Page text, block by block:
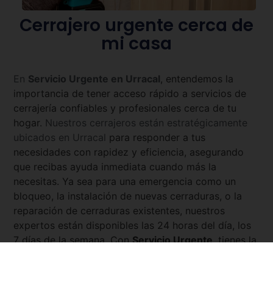
Cerrajero urgente cerca de
mi casa
En Servicio Urgente en Urracal, entendemos la
importancia de tener acceso rápido a servicios de
cerrajería confiables y profesionales cerca de tu
hogar. Nuestros cerrajeros están estratégicamente
ubicados en Urracal para responder a tus
necesidades con rapidez y eficiencia, asegurando
que recibas ayuda inmediata cuando más la
necesitas. Ya sea para una emergencia como un
bloqueo, la instalación de nuevas cerraduras, o la
reparación de cerraduras existentes, nuestros
expertos están disponibles las 24 horas del día, los
7 días de la semana. ConServicio Urgente, tienes la